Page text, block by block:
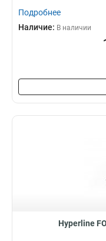
Подробнее
Наличие: В наличии
Hyperline